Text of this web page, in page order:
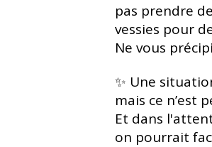
pas prendre
vessies pour
Ne vous
✨ Une
mais ce n’est
Et dans
on pourrait